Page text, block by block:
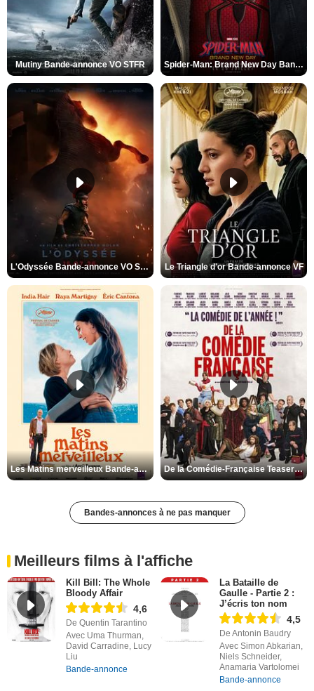
Mutiny Bande-annonce VO STFR Spider-Man: Brand New Day Bande-annonce VO STFR
L'Odyssée Bande-annonce VO STFR Le Triangle d'or Bande-annonce VF
Les Matins merveilleux Bande-annonce VF De la Comédie-Française Teaser VF
Bandes-annonces à ne pas manquer
Meilleurs films à l'affiche
Kill Bill: The Whole
Bloody Affair
4,6
De Quentin Tarantino
Avec Uma Thurman,
David Carradine, Lucy
Liu
Bande-annonce
La Bataille de
Gaulle - Partie 2 :
J’écris ton nom
4,5
De Antonin Baudry
Avec Simon Abkarian,
Niels Schneider,
Anamaria Vartolomei
Bande-annonce